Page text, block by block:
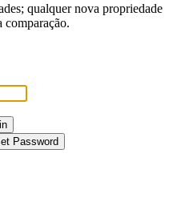
qualquer nova propriedade
comparação.
Password